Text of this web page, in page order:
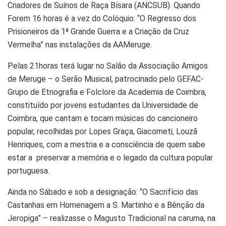
Criadores de Suínos de Raça Bísara (ANCSUB). Quando
Forem 16 horas é a vez do Colóquio: “O Regresso dos
Prisioneiros da 1ª Grande Guerra e a Criação da Cruz
Vermelha” nas instalações da AAMeruge.
Pelas 21horas terá lugar no Salão da Associação Amigos
de Meruge – o Serão Musical, patrocinado pelo GEFAC-
Grupo de Etnografia e Folclore da Academia de Coimbra,
constituído por jovens estudantes da Universidade de
Coimbra, que cantam e tocam músicas do cancioneiro
popular, recolhidas por Lopes Graça, Giacometi, Louzã
Henriques, com a mestria e a consciência de quem sabe
estar a preservar a memória e o legado da cultura popular
portuguesa.
Ainda no Sábado e sob a designação: “O Sacrifício das
Castanhas em Homenagem a S. Martinho e a Bênção da
Jeropiga” – realizasse o Magusto Tradicional na caruma, na